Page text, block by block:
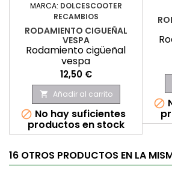
MARCA: DOLCESCOOTER
RECAMBIOS
RODAMIENTO CIGUEÑAL
VESPA
Rodamiento cigüeñal
vespa
Precio
12,50 €
 Añadir al carrito
 No hay suficientes
productos en stock

16 OTROS PRODUCTOS EN LA